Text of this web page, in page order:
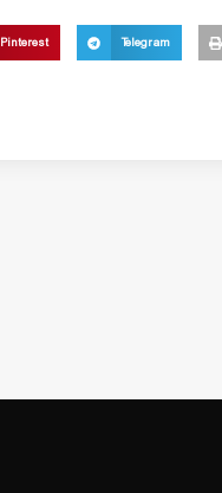
Pinterest Telegram